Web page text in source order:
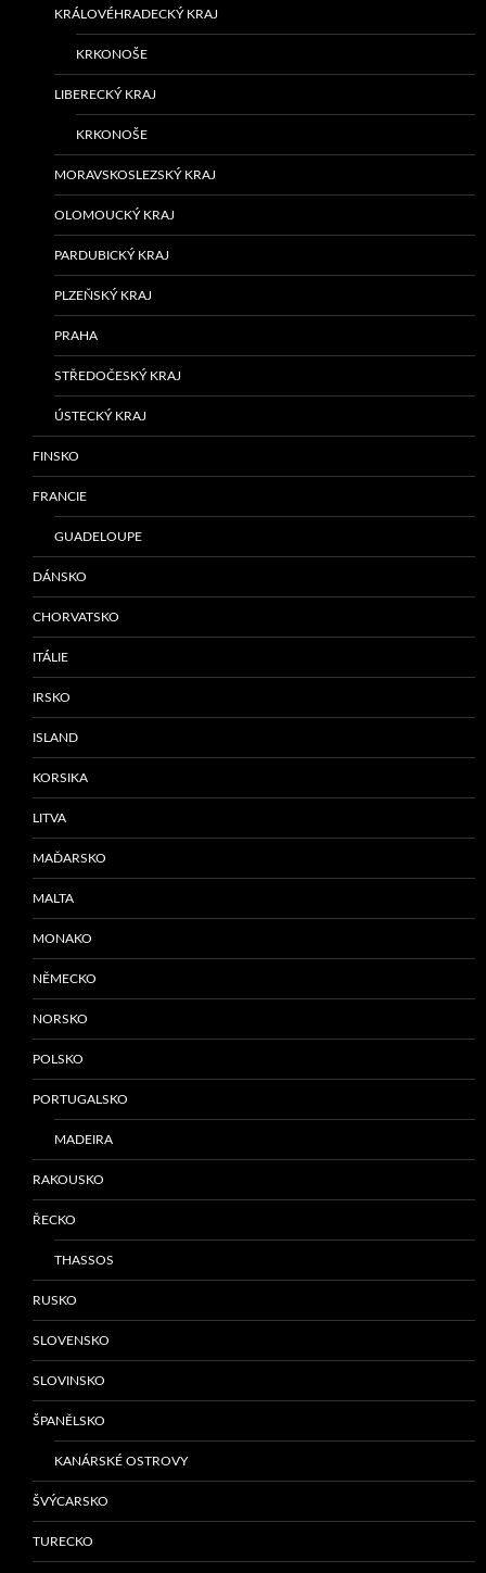
KRÁLOVÉHRADECKÝ KRAJ
KRKONOŠE
LIBERECKÝ KRAJ
KRKONOŠE
MORAVSKOSLEZSKÝ KRAJ
OLOMOUCKÝ KRAJ
PARDUBICKÝ KRAJ
PLZEŇSKÝ KRAJ
PRAHA
STŘEDOČESKÝ KRAJ
ÚSTECKÝ KRAJ
FINSKO
FRANCIE
GUADELOUPE
DÁNSKO
CHORVATSKO
ITÁLIE
IRSKO
ISLAND
KORSIKA
LITVA
MAĎARSKO
MALTA
MONAKO
NĚMECKO
NORSKO
POLSKO
PORTUGALSKO
MADEIRA
RAKOUSKO
ŘECKO
THASSOS
RUSKO
SLOVENSKO
SLOVINSKO
ŠPANĚLSKO
KANÁRSKÉ OSTROVY
ŠVÝCARSKO
TURECKO